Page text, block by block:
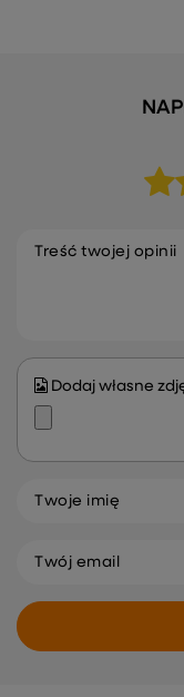
Treść twojej opinii
Dodaj własne
Twoje imię
Twój email